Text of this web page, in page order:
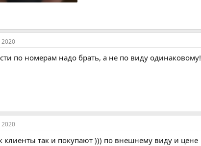
2020
по номерам надо брать, а не по виду одинаковому!
2020
клиенты так и покупают ))) по внешнему виду и цене